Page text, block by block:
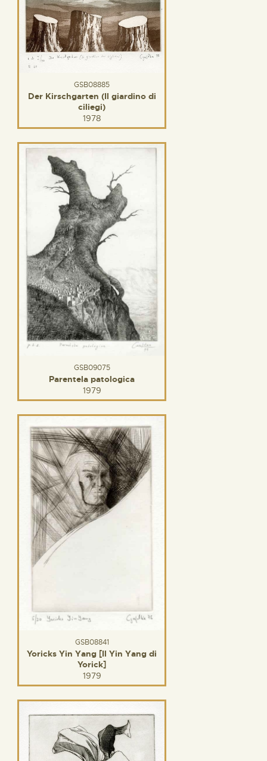
GSB08885
Der Kirschgarten (Il giardino di
ciliegi)
1978
GSB09075
Parentela patologica
1979
GSB08841
Yoricks Yin Yang [Il Yin Yang di
Yorick]
1979